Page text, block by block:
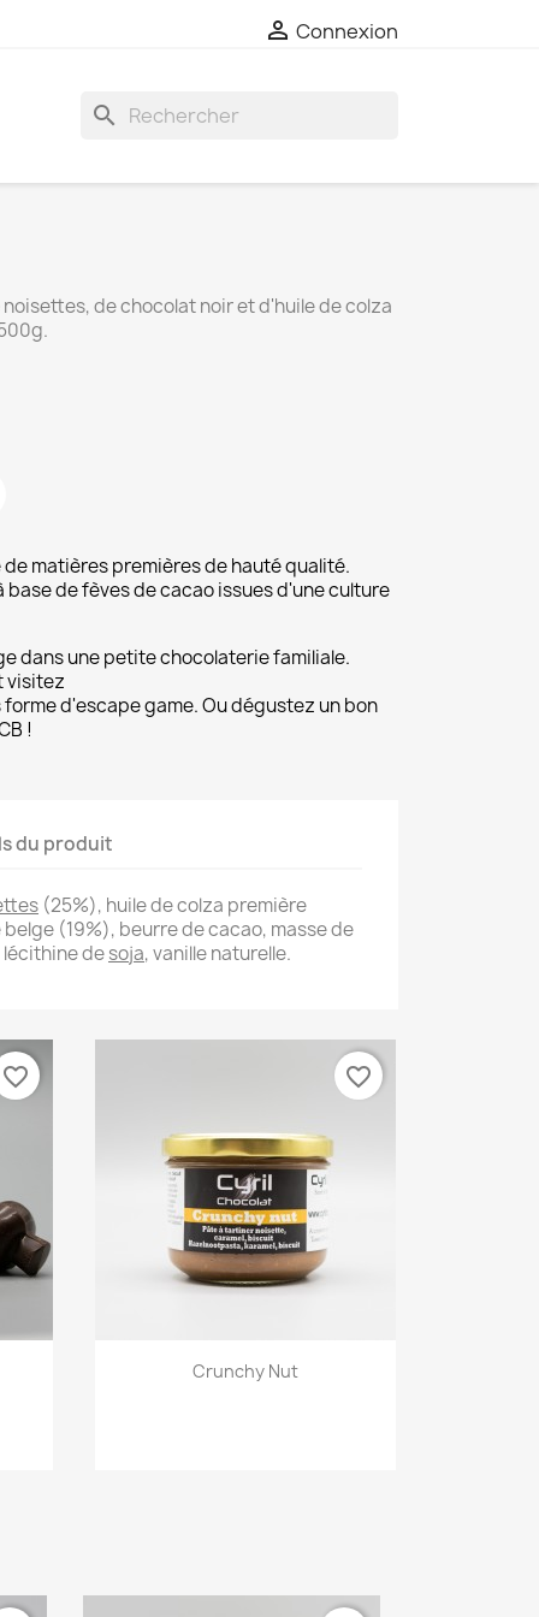
 Connexion
search
de chocolat noir et d'huile de colza
matières premières de hauté qualité.
de fèves de cacao issues d'une culture
dans une petite chocolaterie familiale.
visitez
d'escape game. Ou dégustez un bon
!
du produit
(25%), huile de colza première
(19%), beurre de cacao, masse de
desoja, vanille naturelle.
favorite_border
Aperçu rapide
Crunchy Nut
favorite_border